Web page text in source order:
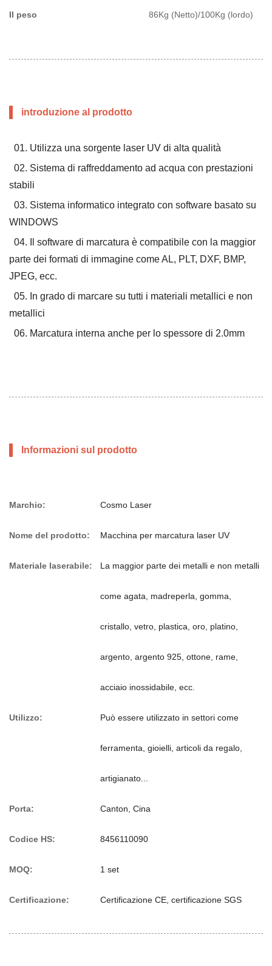
Il peso 86Kg (Netto)/100Kg (lordo)
introduzione al prodotto
01. Utilizza una sorgente laser UV di alta qualità
02. Sistema di raffreddamento ad acqua con prestazioni
stabili
03. Sistema informatico integrato con software basato su
WINDOWS
04. Il software di marcatura è compatibile con la maggior
parte dei formati di immagine come AL, PLT, DXF, BMP,
JPEG, ecc.
05. In grado di marcare su tutti i materiali metallici e non
metallici
06. Marcatura interna anche per lo spessore di 2.0mm
Informazioni sul prodotto
Marchio: Cosmo Laser
Nome del prodotto: Macchina per marcatura laser UV
Materiale laserabile: La maggior parte dei metalli e non metalli
come agata, madreperla, gomma,
cristallo, vetro, plastica, oro, platino,
argento, argento 925, ottone, rame,
acciaio inossidabile, ecc.
Utilizzo: Può essere utilizzato in settori come
ferramenta, gioielli, articoli da regalo,
artigianato...
Porta: Canton, Cina
Codice HS: 8456110090
MOQ: 1 set
Certificazione: Certificazione CE, certificazione SGS